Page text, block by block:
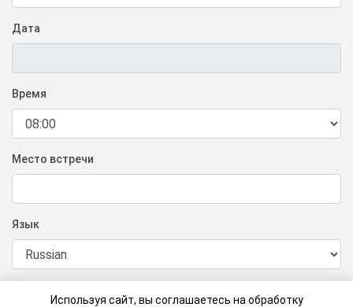
Дата
Время
Место встречи
Язык
Используя сайт, вы соглашаетесь на обработку